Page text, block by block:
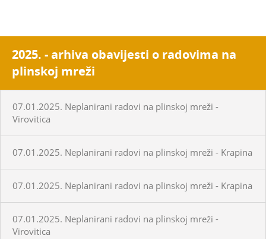
2025. - arhiva obavijesti o radovima na
plinskoj mreži
07.01.2025. Neplanirani radovi na plinskoj mreži -
Virovitica
07.01.2025. Neplanirani radovi na plinskoj mreži - Krapina
07.01.2025. Neplanirani radovi na plinskoj mreži - Krapina
07.01.2025. Neplanirani radovi na plinskoj mreži -
Virovitica